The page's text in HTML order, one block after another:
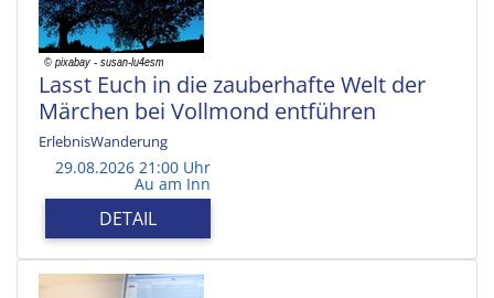
Lasst Euch in die zauberhafte Welt der
Märchen bei Vollmond entführen
ErlebnisWanderung
29.08.2026 21:00 Uhr
Au am Inn
DETAIL